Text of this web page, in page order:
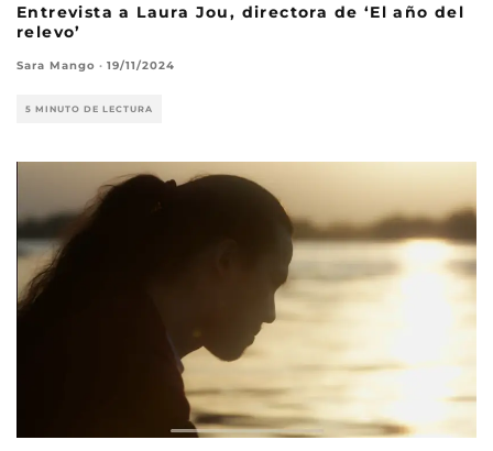
Entrevista a Laura Jou, directora de ‘El año del
relevo’
Sara Mango · 19/11/2024
5 MINUTO DE LECTURA